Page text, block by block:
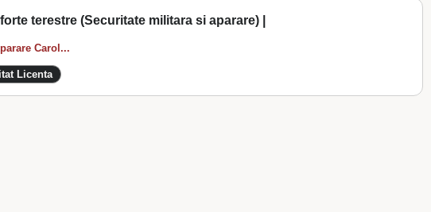
terestre (Securitate militara si aparare) |
Carol...
Licenta